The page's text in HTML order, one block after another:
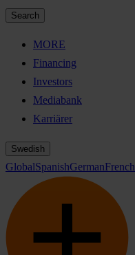
Search
MORE
Financing
Investors
Mediabank
Karriärer
Swedish
GlobalSpanishGermanFrench